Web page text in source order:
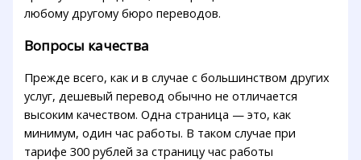
любому другому бюро переводов.
Вопросы качества
Прежде всего, как и в случае с большинством других
услуг, дешевый перевод обычно не отличается
высоким качеством. Одна страница — это, как
минимум, один час работы. В таком случае при
тарифе 300 рублей за страницу час работы